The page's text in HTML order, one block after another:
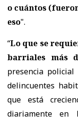
o cuántos
eso".
“Lo que se
barriales más
presencia
delincuentes
que está
diariamente en